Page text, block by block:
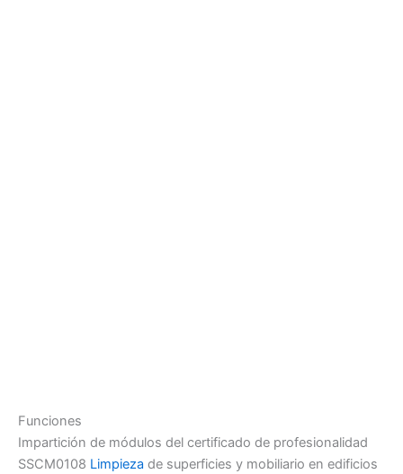
Funciones
Impartición de módulos del certificado de profesionalidad
SSCM0108 Limpieza de superficies y mobiliario en edificios